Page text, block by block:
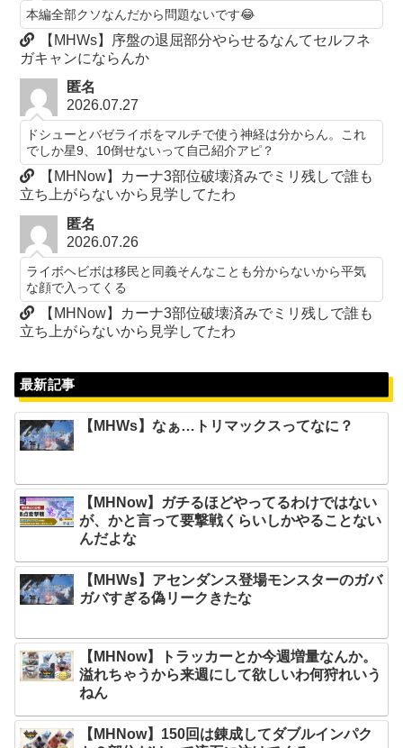
本編全部クソなんだから問題ないです😂
【MHWs】序盤の退屈部分やらせるなんてセルフネ
ガキャンにならんか
匿名
2026.07.27
ドシューとバゼライボをマルチで使う神経は分からん。これ
でしか星9、10倒せないって自己紹介アピ？
【MHNow】カーナ3部位破壊済みでミリ残しで誰も
立ち上がらないから見学してたわ
匿名
2026.07.26
ライボヘビボは移民と同義そんなことも分からないから平気
な顔で入ってくる
【MHNow】カーナ3部位破壊済みでミリ残しで誰も
立ち上がらないから見学してたわ
最新記事
【MHWs】なぁ…トリマックスってなに？
【MHNow】ガチるほどやってるわけではない
が、かと言って要撃戦くらいしかやることない
んだよな
【MHWs】アセンダンス登場モンスターのガバ
ガバすぎる偽リークきたな
【MHNow】トラッカーとか今週増量なんか。
溢れちゃうから来週にして欲しいわ何狩れいう
ねん
【MHNow】150回は錬成してダブルインパク